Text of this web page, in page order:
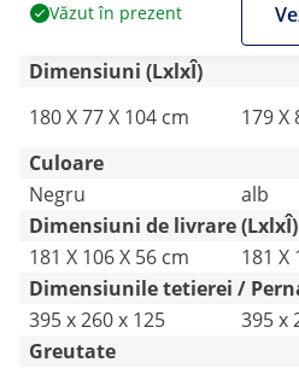
Văzut în prezent
Dimensiuni (LxlxÎ)
180 X 77 X 104 cm
179 X
Culoare
Negru
alb
Dimensiuni de livrare (LxlxÎ)
181 X 106 X 56 cm
181 X
Dimensiunile tetierei /
395 x 260 x 125
395 x
Greutate